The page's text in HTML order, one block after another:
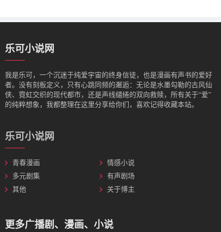
乐可小说网
我是‌乐可，一个沉迷于纯爱宇宙的终身信徒，也是漫画有声书的爱好
者。没有刻板定义，只有心跳同频的邂逅：无论是水墨勾勒的古风仙
侠、霓虹交织的现代都市，还是声线缱绻的双向救赎，所有关于“爱”
的纯粹想象，我都整理在这里分享给你们，喜欢记得收藏本站。
乐可小说网
青春漫画
情感小说
多元剧集
有声剧场
其他
关于博主
更多广播剧、漫画、小说